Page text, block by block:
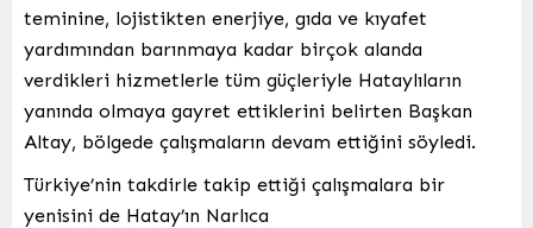
teminine, lojistikten enerjiye, gıda ve kıyafet
yardımından barınmaya kadar birçok alanda
verdikleri hizmetlerle tüm güçleriyle Hataylıların
yanında olmaya gayret ettiklerini belirten Başkan
Altay, bölgede çalışmaların devam ettiğini söyledi.
Türkiye’nin takdirle takip ettiği çalışmalara bir
yenisini de Hatay’ın Narlıca